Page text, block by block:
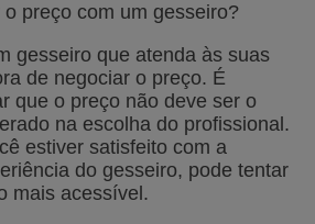
preço com um gesseiro?
gesseiro que atenda às suas
de negociar o preço. É
que o preço não deve ser o
na escolha do profissional.
estiver satisfeito com a
do gesseiro, pode tentar
mais acessível.